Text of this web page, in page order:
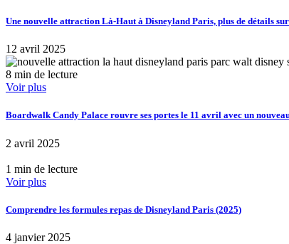
Une nouvelle attraction Là-Haut à Disneyland Paris, plus de détails
12 avril 2025
8 min de lecture
Voir plus
Boardwalk Candy Palace rouvre ses portes le 11 avril avec un
2 avril 2025
1 min de lecture
Voir plus
Comprendre les formules repas de Disneyland Paris (2025)
4 janvier 2025